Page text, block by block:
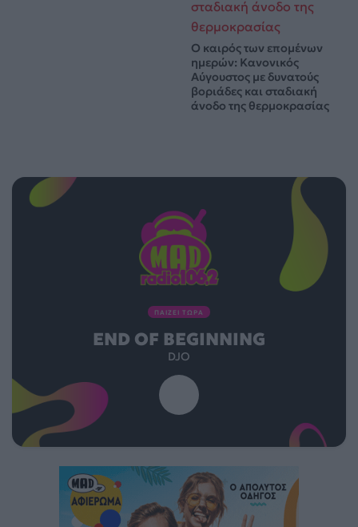
Ο καιρός των επομένων
ημερών: Κανονικός
Αύγουστος με δυνατούς
βοριάδες και σταδιακή
άνοδο της θερμοκρασίας
ΠΑΙΖΕΙ ΤΩΡΑ
END OF BEGINNING
DJO